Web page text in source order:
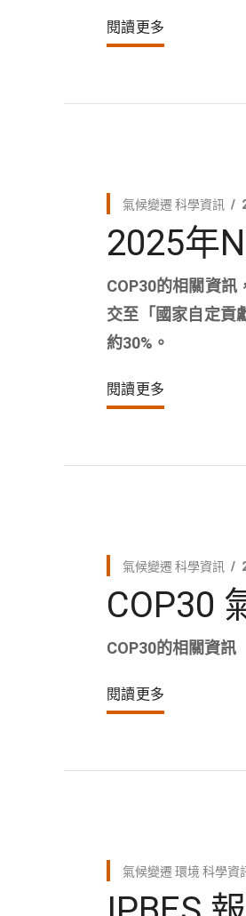
閱讀更多
氣候變遷 科學資訊
2025年
COP30的相關資
交至「國家自定貢
約30%。
閱讀更多
氣候變遷 科學資訊
COP30
COP30的相關資訊
閱讀更多
氣候變遷 環境 科學資